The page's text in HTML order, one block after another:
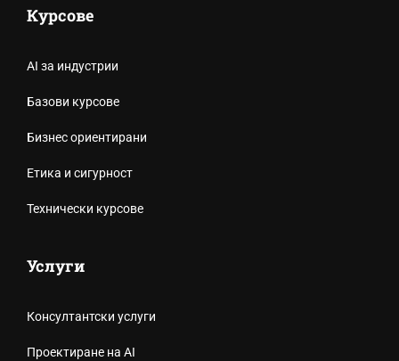
Курсове
AI за индустрии
Базови курсове
Бизнес ориентирани
Етика и сигурност
Технически курсове
Услуги
Консултантски услуги
Проектиране на AI